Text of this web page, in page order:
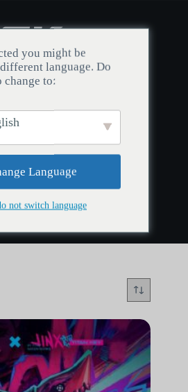
Jinx Tastenkappen
Tastenkappen
you might be
language. Do
change to:
Language
not switch language